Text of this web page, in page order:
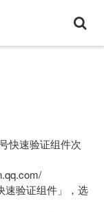
快速验证组件次
速验证组件」，选